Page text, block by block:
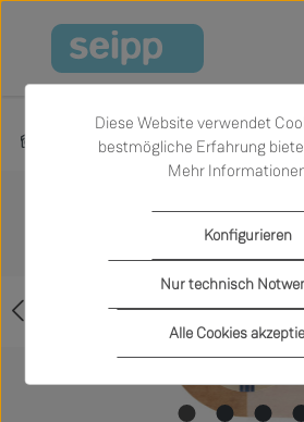
Zum Hauptinhalt springen
Produkte Textilien und Teppiche
Diese Website verwendet
bestmögliche Erfahrung
Mehr
Nur technisch
Konfigurieren
Alle Cookies